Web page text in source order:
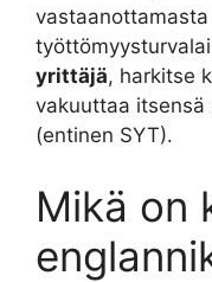
yrittäjä, harkitse
vakuuttaa itsensä
(entinen SYT).
Mikä on